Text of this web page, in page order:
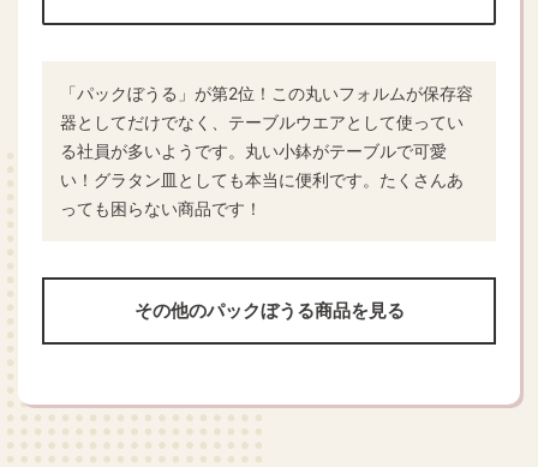
「パックぼうる」が第2位！この丸いフォルムが保存容
器としてだけでなく、テーブルウエアとして使ってい
る社員が多いようです。丸い小鉢がテーブルで可愛
い！グラタン皿としても本当に便利です。たくさんあ
っても困らない商品です！
その他のパックぼうる商品を見る